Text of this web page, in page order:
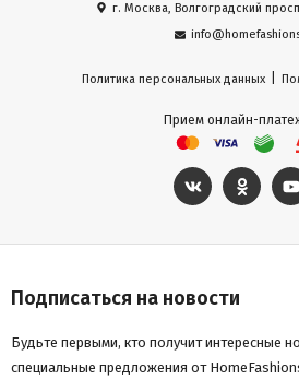
г. Москва, Волгоградский
Политика персональных данных
Прием онлайн-
Подписаться на новости
Будьте первыми, кто получит интересные
специальные предложения от